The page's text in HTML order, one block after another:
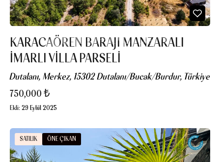
KARACAÖREN BARAJI MANZARALI
İMARLI VİLLA PARSELİ
Dutalanı, Merkez, 15302 Dutalanı/Bucak/Burdur, Türkiye
750,000 ₺
Ekli: 29 Eylül 2025
SATILIK ÖNE ÇIKAN